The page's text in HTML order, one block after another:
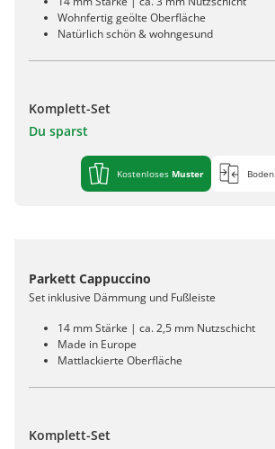
Wohnfertig geölte Oberfläche
Natürlich schön & wohngesund
Komplett-Set
Du sparst
Kostenloses Muster Boden
Parkett Cappuccino
Set inklusive Dämmung und Fußleiste
14 mm Stärke | ca. 2,5 mm Nutzschicht
Made in Europe
Mattlackierte Oberfläche
Komplett-Set